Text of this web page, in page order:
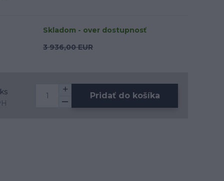
Skladom - over dostupnosť
3 936,00 EUR
ks
Pridať do košíka